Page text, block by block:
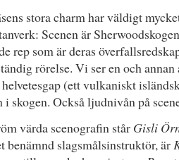
stora charm har väldigt
Scenen är
rep som är deras
rörelse. Vi ser en och annan
(ett vulkaniskt
i skogen. Också ljudnivån på
värda scenografin står Gisli
benämnd slagsmålsinstruktör, är